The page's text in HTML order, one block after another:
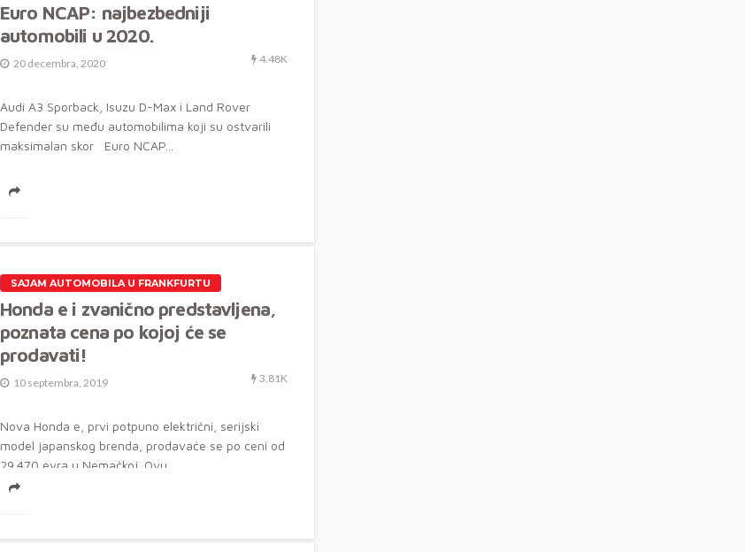
Euro NCAP: najbezbedniji
automobili u 2020.
20 decembra, 2020 4.48K
Audi A3 Sporback, Isuzu D-Max i Land Rover
Defender su među automobilima koji su ostvarili
maksimalan skor Euro NCAP...
SAJAM AUTOMOBILA U FRANKFURTU
Honda e i zvanično predstavljena,
poznata cena po kojoj će se
prodavati!
10 septembra, 2019 3.81K
Nova Honda e, prvi potpuno električni, serijski
model japanskog brenda, prodavaće se po ceni od
29.470 evra u Nemačkoj. Ovu...